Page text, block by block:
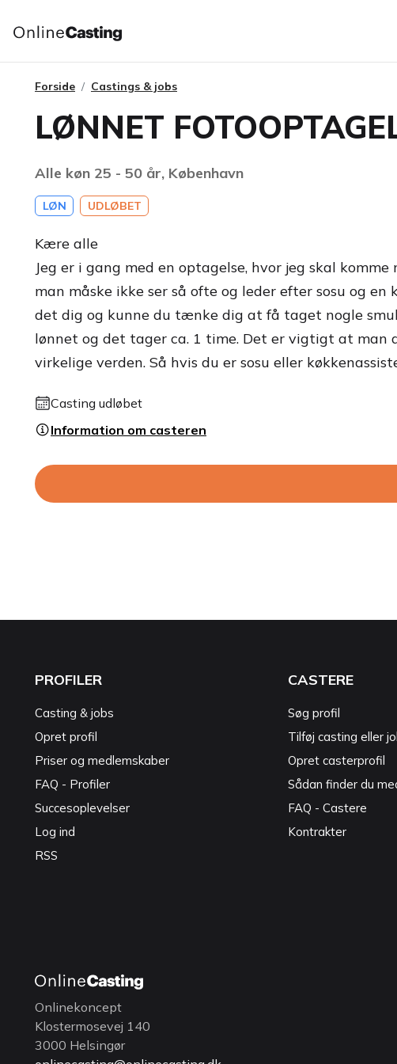
Forside Castings & jobs
LØNNET
Alle køn 25 - 50 år, København
LØN UDLØBET
Kære alle
Jeg er i gang med en optagelse, hvor jeg skal
man måske ikke ser så ofte og leder efter sosu og
det dig og kunne du tænke dig at få taget nogle
lønnet og det tager ca. 1 time. Det er vigtigt at man
virkelige verden. Så hvis du er sosu eller
Casting udløbet
Information om casteren
PROFILER
Casting & jobs
Opret profil
Priser og medlemskaber
FAQ - Profiler
Succesoplevelser
Log ind
RSS
CASTERE
Søg profil
Tilføj casting eller
Opret casterprofil
Sådan finder du
FAQ - Castere
Kontrakter
Onlinekoncept
Klostermosevej 140
3000 Helsingør